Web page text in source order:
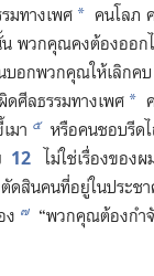
ม​ทาง​เพศ * คน​โลภ
น พวก​คุณ​คง​ต้อง​ออก​
บอก​พวก​คุณ​ให้​เลิก​คบ
ศีลธรรม​ทาง​เพศ *
มา ๕ หรือ​คน​ชอบ​รีด​
12
ไม่​ใช่​เรื่อง​ของ​
สิน​คน​ที่​อยู่​ใน​ประช
ง ๗
“พวก​คุณ​ต้อง​กำ